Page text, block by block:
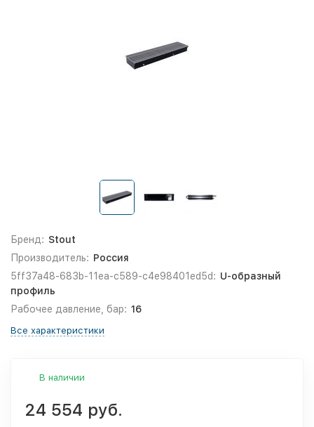
Бренд: Stout
Производитель: Россия
5ff37a48-683b-11ea-c589-c4e98401ed5d: U-образный
профиль
Рабочее давление, бар: 16
Все характеристики
В наличии
24 554 руб.